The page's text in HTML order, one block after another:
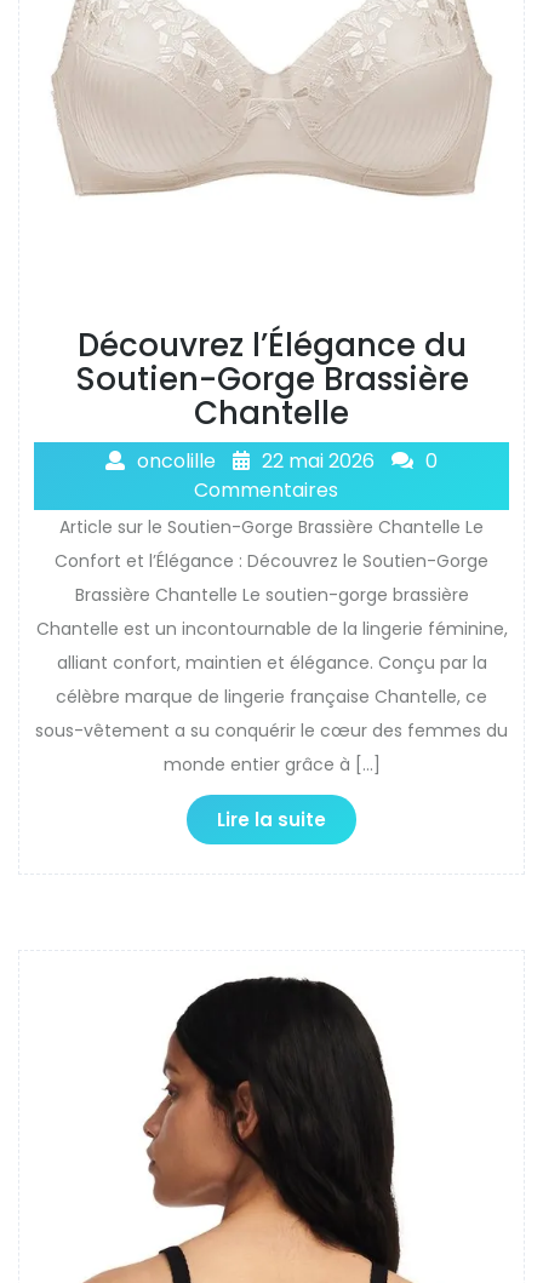
Découvrez l’Élégance du
Soutien-Gorge Brassière
Chantelle
oncolille 22 mai 2026
0
Commentaires
Article sur le Soutien-Gorge Brassière Chantelle Le
Confort et l’Élégance : Découvrez le Soutien-Gorge
Brassière Chantelle Le soutien-gorge brassière
Chantelle est un incontournable de la lingerie féminine,
alliant confort, maintien et élégance. Conçu par la
célèbre marque de lingerie française Chantelle, ce
sous-vêtement a su conquérir le cœur des femmes du
monde entier grâce à […]
Lire la suite